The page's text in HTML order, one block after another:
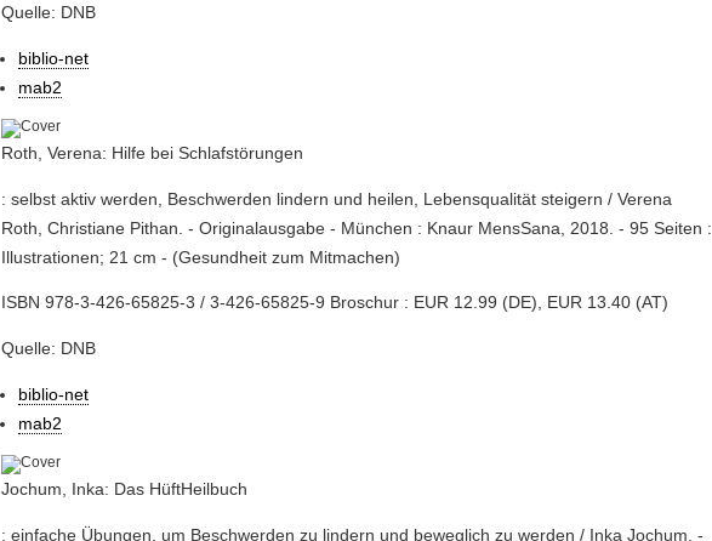
Quelle: DNB
biblio-net
mab2
Roth, Verena: Hilfe bei Schlafstörungen
: selbst aktiv werden, Beschwerden lindern und heilen, Lebensqualität steigern / Verena
Roth, Christiane Pithan. - Originalausgabe - München : Knaur MensSana, 2018. - 95 Seiten :
Illustrationen; 21 cm - (Gesundheit zum Mitmachen)
ISBN 978-3-426-65825-3 / 3-426-65825-9 Broschur : EUR 12.99 (DE), EUR 13.40 (AT)
Quelle: DNB
biblio-net
mab2
Jochum, Inka: Das HüftHeilbuch
: einfache Übungen, um Beschwerden zu lindern und beweglich zu werden / Inka Jochum. -